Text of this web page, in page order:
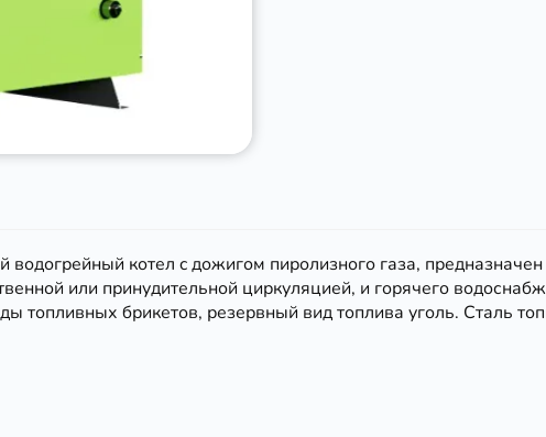
водогрейный котел c дожигом пиролизного газа,
или принудительной циркуляцией, и горячего
топливных брикетов, резервный вид топлива уголь. Сталь